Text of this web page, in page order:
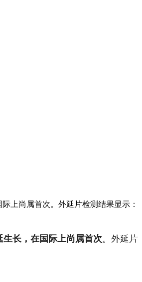
上尚属首次。外延片检测结果显示：
长，在国际上尚属首次。外延片